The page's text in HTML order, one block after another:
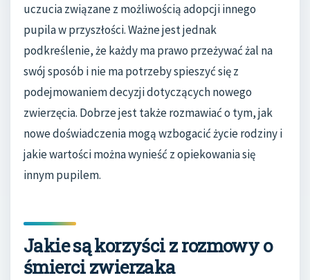
uczucia związane z możliwością adopcji innego
pupila w przyszłości. Ważne jest jednak
podkreślenie, że każdy ma prawo przeżywać żal na
swój sposób i nie ma potrzeby spieszyć się z
podejmowaniem decyzji dotyczących nowego
zwierzęcia. Dobrze jest także rozmawiać o tym, jak
nowe doświadczenia mogą wzbogacić życie rodziny i
jakie wartości można wynieść z opiekowania się
innym pupilem.
Jakie są korzyści z rozmowy o
śmierci zwierzaka